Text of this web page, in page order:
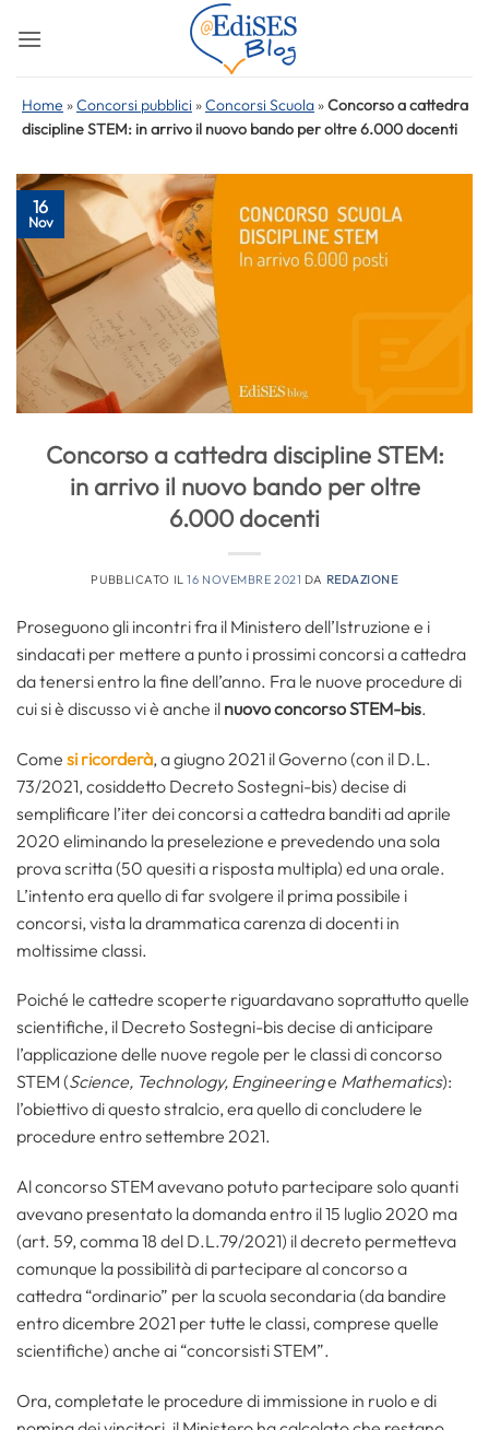
Home »Concorsi pubblici »Concorsi Scuola »Concorso a cattedra
discipline STEM: in arrivo il nuovo bando per oltre 6.000 docenti
16
Nov
Concorso a cattedra discipline STEM:
in arrivo il nuovo bando per oltre
6.000 docenti
PUBBLICATO IL16 NOVEMBRE 2021 DA REDAZIONE
Proseguono gli incontri fra il Ministero dell’Istruzione e i
sindacati per mettere a punto i prossimi concorsi a cattedra
da tenersi entro la fine dell’anno. Fra le nuove procedure di
cui si è discusso vi è anche il nuovo concorso STEM-bis.
Come si ricorderà, a giugno 2021 il Governo (con il D.L.
73/2021, cosiddetto Decreto Sostegni-bis) decise di
semplificare l’iter dei concorsi a cattedra banditi ad aprile
2020 eliminando la preselezione e prevedendo una sola
prova scritta (50 quesiti a risposta multipla) ed una orale.
L’intento era quello di far svolgere il prima possibile i
concorsi, vista la drammatica carenza di docenti in
moltissime classi.
Poiché le cattedre scoperte riguardavano soprattutto quelle
scientifiche, il Decreto Sostegni-bis decise di anticipare
l’applicazione delle nuove regole per le classi di concorso
STEM (Science, Technology, Engineeringe Mathematics):
l’obiettivo di questo stralcio, era quello di concludere le
procedure entro settembre 2021.
Al concorso STEM avevano potuto partecipare solo quanti
avevano presentato la domanda entro il 15 luglio 2020 ma
(art. 59, comma 18 del D.L.79/2021) il decreto permetteva
comunque la possibilità di partecipare al concorso a
cattedra “ordinario” per la scuola secondaria (da bandire
entro dicembre 2021 per tutte le classi, comprese quelle
scientifiche) anche ai “concorsisti STEM”.
Ora, completate le procedure di immissione in ruolo e di